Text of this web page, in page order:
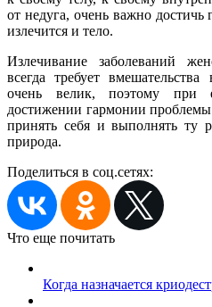
от недуга, очень важно достичь
излечится и тело.
Излечивание заболеваний
всегда требует
очень велик, поэтому при
достижении гармонии
принять себя и выполнять ту
природа.
Поделиться в соц.сетях:
Что еще почитать
Когда назначается